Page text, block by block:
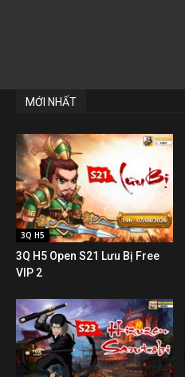
MỚI NHẤT
3Q H5
3Q H5 Open S21 Lưu Bị Free
VIP 2